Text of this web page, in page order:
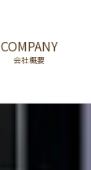
COMPANY
会社概要